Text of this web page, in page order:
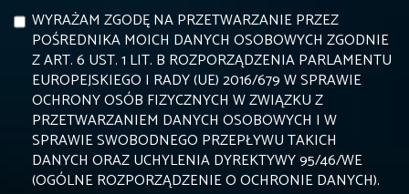
WYRAŻAM ZGODĘ NA PRZETWARZANIE PRZEZ
POŚREDNIKA MOICH DANYCH OSOBOWYCH ZGODNIE
Z ART. 6 UST. 1 LIT. B ROZPORZĄDZENIA PARLAMENTU
EUROPEJSKIEGO I RADY (UE) 2016/679 W SPRAWIE
OCHRONY OSÓB FIZYCZNYCH W ZWIĄZKU Z
PRZETWARZANIEM DANYCH OSOBOWYCH I W
SPRAWIE SWOBODNEGO PRZEPŁYWU TAKICH
DANYCH ORAZ UCHYLENIA DYREKTYWY 95/46/WE
(OGÓLNE ROZPORZĄDZENIE O OCHRONIE DANYCH).